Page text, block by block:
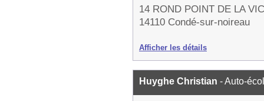
14 ROND POINT DE LA
14110 Condé-sur-noireau
Afficher les détails
Huyghe Christian - Auto-